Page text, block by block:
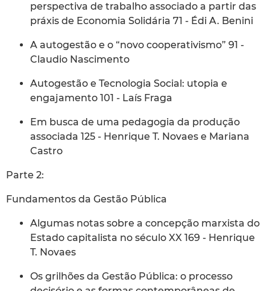
perspectiva de trabalho associado a partir das
práxis de Economia Solidária 71 - Édi A. Benini
A autogestão e o “novo cooperativismo” 91 -
Claudio Nascimento
Autogestão e Tecnologia Social: utopia e
engajamento 101 - Laís Fraga
Em busca de uma pedagogia da produção
associada 125 - Henrique T. Novaes e Mariana
Castro
Parte 2:
Fundamentos da Gestão Pública
Algumas notas sobre a concepção marxista do
Estado capitalista no século XX 169 - Henrique
T. Novaes
Os grilhões da Gestão Pública: o processo